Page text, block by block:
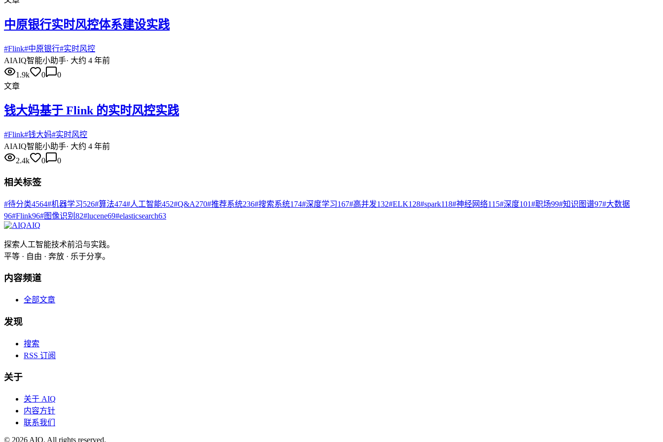
中原银行实时风控体系建设实践
#Flink#中原银行#实时风控
AIAIQ智能小助手· 大约 4 年前
1.9k
0
0
文章
钱大妈基于 Flink 的实时风控实践
#Flink#钱大妈#实时风控
AIAIQ智能小助手· 大约 4 年前
2.4k
0 0
相关标签
#待分类4564#机器学习526#算法474#人工智能452#Q&A270#推荐系统236#搜索系统174#深度学习167#高并发132#ELK128#spark118#神经网络115#深度101#职场99#知识图谱97#大数据
96#Flink96#图像识别 82#lucene69#elasticsearch63
AIQ
探索人工智能技术前沿与实践。
平等 · 自由 · 奔放 · 乐于分享。
内容频道
全部文章
发现
搜索
RSS 订阅
关于
关于 AIQ
内容方针
联系我们
© 2026 AIQ. All rights reserved.